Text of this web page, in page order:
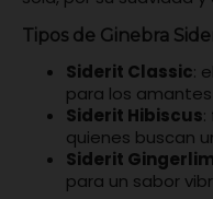
Tipos de Ginebra
Siderit Classic:
para los
Siderit Hibiscus:
quienes buscan
Siderit
para un sabor